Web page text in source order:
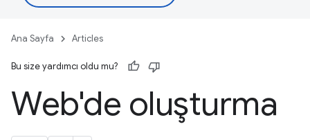
Ana Sayfa Articles
Bu size yardımcı oldu mu?
Web'de oluşturma